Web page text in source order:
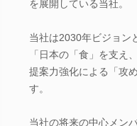
を展開している当社。
当社は2030年ビジョン
「日本の「食」を支え
提案力強化による「攻
す。
当社の将来の中心メン